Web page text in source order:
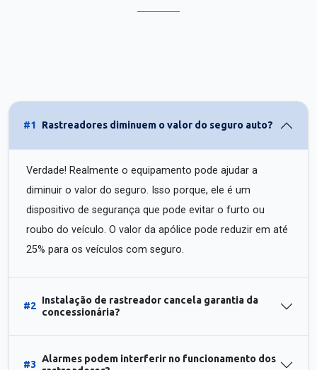
#1 Rastreadores diminuem o valor do seguro auto?
Verdade! Realmente o equipamento pode ajudar a
diminuir o valor do seguro. Isso porque, ele é um
dispositivo de segurança que pode evitar o furto ou
roubo do veículo. O valor da apólice pode reduzir em até
25% para os veículos com seguro.
#2
Instalação de rastreador cancela garantia da
concessionária?
#3
Alarmes podem interferir no funcionamento dos